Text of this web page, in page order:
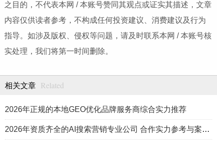
之目的，不代表本网 / 本账号赞同其观点或证实其描述，文章
内容仅供读者参考，不构成任何投资建议、消费建议及行为
指导。如涉及版权、侵权等问题，请及时联系本网 / 本账号核
实处理，我们将第一时间删除。
相关文章 Related
2026年正规的本地GEO优化品牌服务商综合实力推荐
2026年资质齐全的AI搜索营销专业公司 合作实力参考与案例盘点